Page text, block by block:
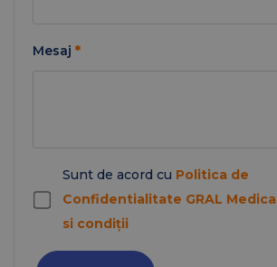
Mesaj *
Sunt de acord cu Politica de
Confidentialitate GRAL Medical
si condiții